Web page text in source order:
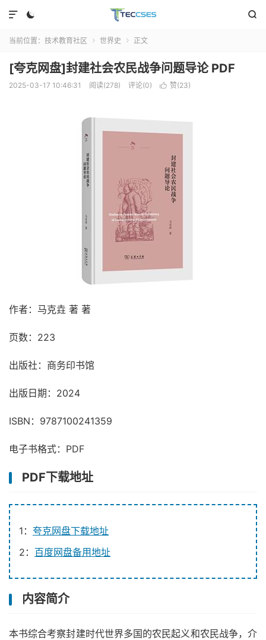
 

当前位置： 技术教育社区  世界史  正文
[夸克网盘]封建社会农民战争问题导论 PDF
2025-03-17 10:46:31 阅读(278) 评论(0)  赞(23)
作者：马克垚 著 著
页数：223
出版社：商务印书馆
出版日期：2024
ISBN：9787100241359
电子书格式：PDF
PDF下载地址
1： 夸克网盘下载地址
2： 百度网盘备用地址
内容简介
本书综合考察封建时代世界多国的农民起义和农民战争，介